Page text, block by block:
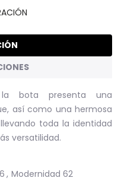
bota presenta una
así como una hermosa
toda la identidad
versatilidad.
, Modernidad 62